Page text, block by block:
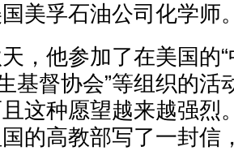
美孚石油公司化学师
，他参加了在美国的
基督协会”等组织的
这种愿望越来越强烈
的高教部写了一封信